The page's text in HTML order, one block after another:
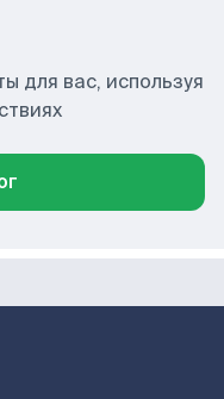
для вас, используя